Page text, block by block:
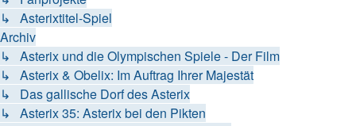
↳ Asterixtitel-Spiel
Archiv
↳ Asterix und die Olympischen Spiele - Der Film
↳ Asterix & Obelix: Im Auftrag Ihrer Majestät
↳ Das gallische Dorf des Asterix
↳ Asterix 35: Asterix bei den Pikten